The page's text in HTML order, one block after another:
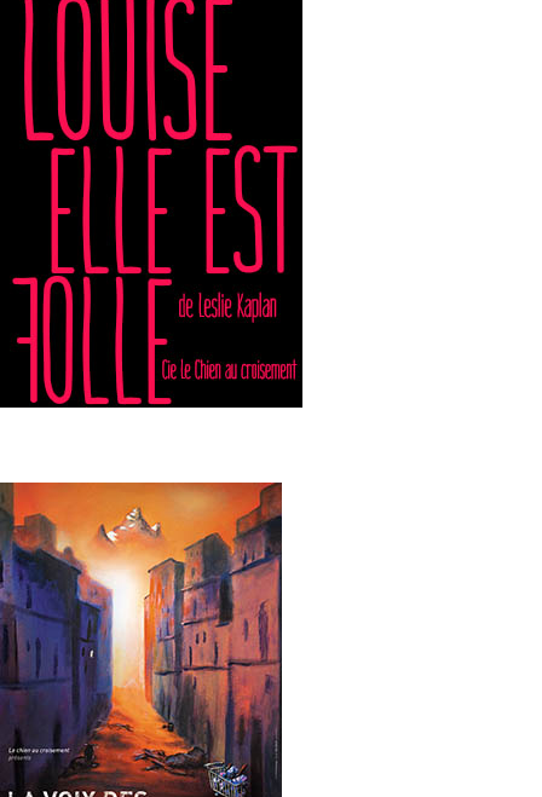
Louise, elle est folle
Le dossier
L'affiche HD
La voix des clochards célestes
Télécharger
Le dossier complet
L'affiche HD
Les photos HD